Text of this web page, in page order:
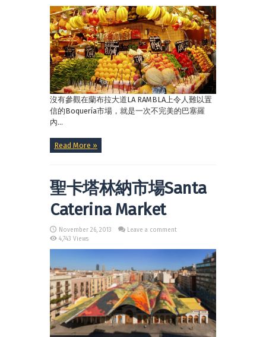
沒有參觀在蘭布拉大道LA RAMBLA上令人難以置
信的Boquería市場，就是一次不完美的巴塞羅
內...
Read More »
聖卡塔林納市場Santa
Caterina Market
November 26, 2013
Leave a comment
4,743 Views